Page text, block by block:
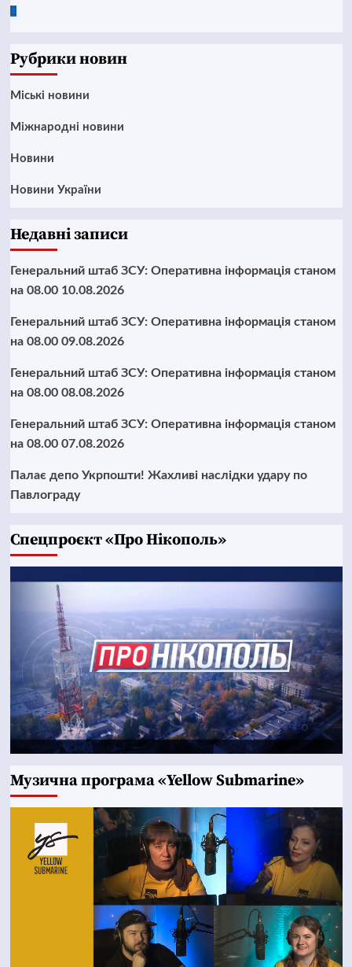
Google
Рубрики новин
Mіські новини
Міжнародні новини
Новини
Новини України
Недавні записи
Генеральний штаб ЗСУ: Оперативна інформація станом
на 08.00 10.08.2026
Генеральний штаб ЗСУ: Оперативна інформація станом
на 08.00 09.08.2026
Генеральний штаб ЗСУ: Оперативна інформація станом
на 08.00 08.08.2026
Генеральний штаб ЗСУ: Оперативна інформація станом
на 08.00 07.08.2026
Палає депо Укрпошти! Жахливі наслідки удару по
Павлограду
Cпецпроєкт «Про Нікополь»
Музична програма «Yellow Submarine»